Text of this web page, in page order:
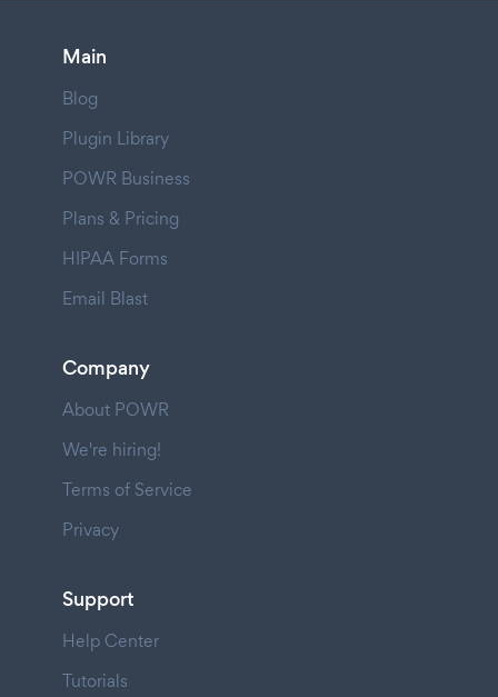
Main
Blog
Plugin Library
POWR Business
Plans & Pricing
HIPAA Forms
Email Blast
Company
About POWR
We're hiring!
Terms of Service
Privacy
Support
Help Center
Tutorials